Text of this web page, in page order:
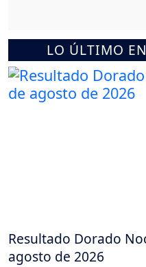
LO ÚLTIMO
Resultado Dorado
agosto de 2026